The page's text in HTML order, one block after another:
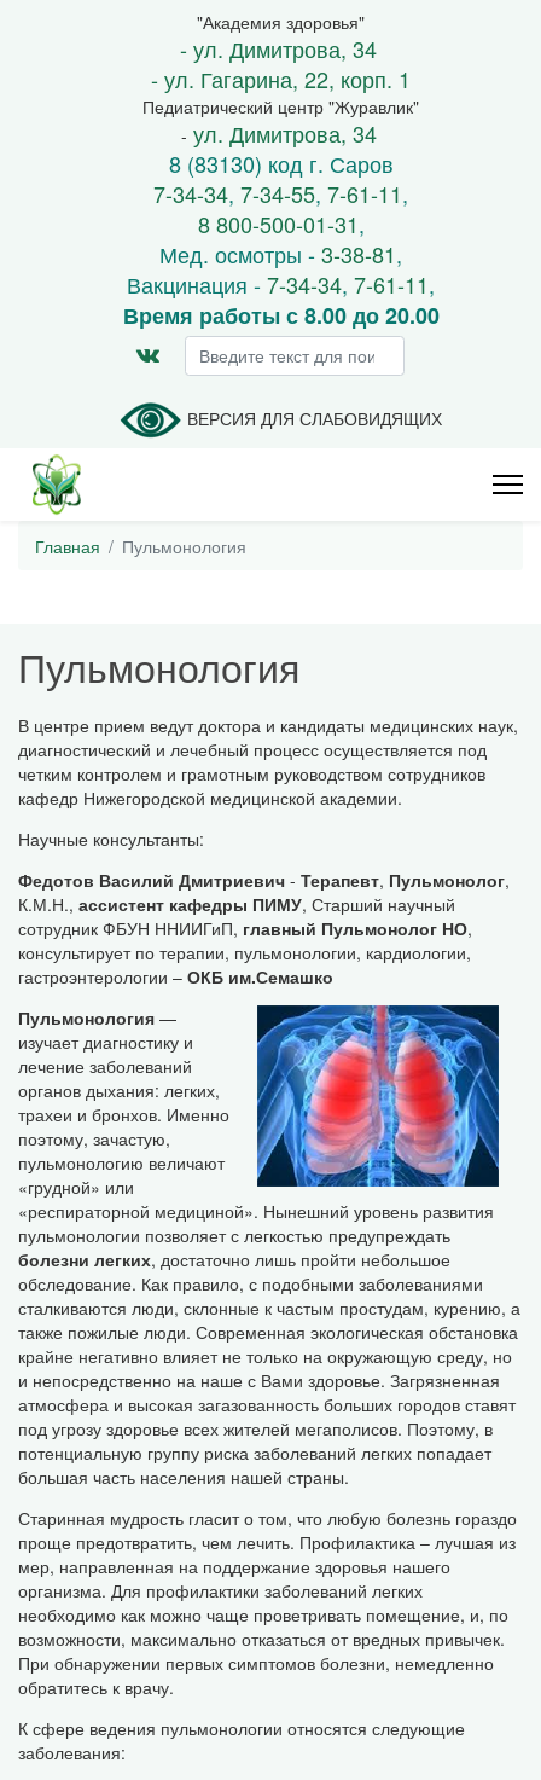
"Академия здоровья"
- ул. Димитрова, 34
- ул. Гагарина, 22, корп. 1
Педиатрический центр "Журавлик"
- ул. Димитрова, 34
8 (83130) код г. Саров
7-34-34,7-34-55,7-61-11,
8 800-500-01-31,
Мед. осмотры -3-38-81,
Вакцинация -7-34-34,7-61-11,
Время работы с 8.00 до 20.00
ВЕРСИЯ ДЛЯ СЛАБОВИДЯЩИХ
Главная Пульмонология
Пульмонология
В центре прием ведут доктора и кандидаты медицинских наук,
диагностический и лечебный процесс осуществляется под
четким контролем и грамотным руководством сотрудников
кафедр Нижегородской медицинской академии.
Научные консультанты:
Федотов Василий Дмитриевич - Терапевт, Пульмонолог,
К.М.Н., ассистент кафедры ПИМУ, Старший научный
сотрудник ФБУН ННИИГиП, главный Пульмонолог НО,
консультирует по терапии, пульмонологии, кардиологии,
гастроэнтерологии – ОКБ им.Семашко
Пульмонология —
изучает диагностику и
лечение заболеваний
органов дыхания: легких,
трахеи и бронхов. Именно
поэтому, зачастую,
пульмонологию величают
«грудной» или
«респираторной медициной». Нынешний уровень развития
пульмонологии позволяет с легкостью предупреждать
болезни легких, достаточно лишь пройти небольшое
обследование. Как правило, с подобными заболеваниями
сталкиваются люди, склонные к частым простудам, курению, а
также пожилые люди. Современная экологическая обстановка
крайне негативно влияет не только на окружающую среду, но
и непосредственно на наше с Вами здоровье. Загрязненная
атмосфера и высокая загазованность больших городов ставят
под угрозу здоровье всех жителей мегаполисов. Поэтому, в
потенциальную группу риска заболеваний легких попадает
большая часть населения нашей страны.
Старинная мудрость гласит о том, что любую болезнь гораздо
проще предотвратить, чем лечить. Профилактика – лучшая из
мер, направленная на поддержание здоровья нашего
организма. Для профилактики заболеваний легких
необходимо как можно чаще проветривать помещение, и, по
возможности, максимально отказаться от вредных привычек.
При обнаружении первых симптомов болезни, немедленно
обратитесь к врачу.
К сфере ведения пульмонологии относятся следующие
заболевания: